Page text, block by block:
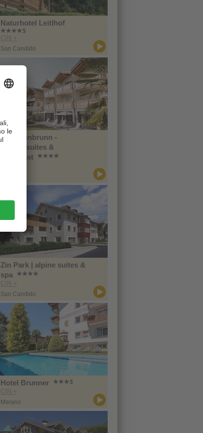
Naturhotel Leitlhof
CIN +
San Candido
Im Tiefenbrunn -
Gardensuites &
Breakfast
Zin Park | alpine suites &
spa
CIN +
San Candido
Hotel Brunner
CIN +
Merano